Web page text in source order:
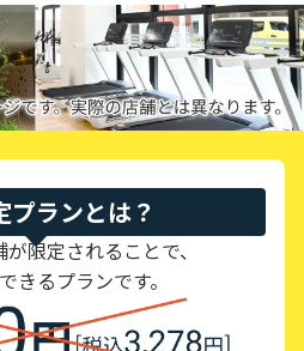
プランとは？
限定されることで、
きるプランです。